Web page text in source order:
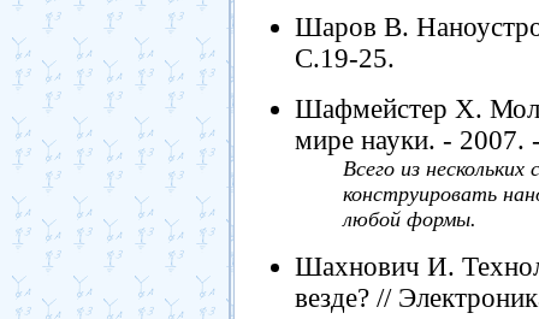
Шаров В.
С.19-25.
Шафмейстер Х.
мире науки. -
Всего из
конструировать
любой формы.
Шахнович И.
везде? //